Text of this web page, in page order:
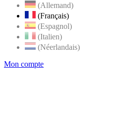
(Allemand)
(Français)
(Espagnol)
(Italien)
(Néerlandais)
Mon compte